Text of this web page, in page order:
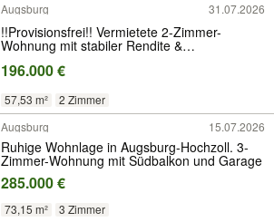
Augsburg 31.07.2026
!!Provisionsfrei!! Vermietete 2-Zimmer-
Wohnung mit stabiler Rendite &
Stellplatzoption
196.000 €
57,53 m²
2 Zimmer
Augsburg
15.07.2026
Ruhige Wohnlage in Augsburg-Hochzoll. 3-
Zimmer-Wohnung mit Südbalkon und Garage
285.000 €
73,15 m² 3 Zimmer